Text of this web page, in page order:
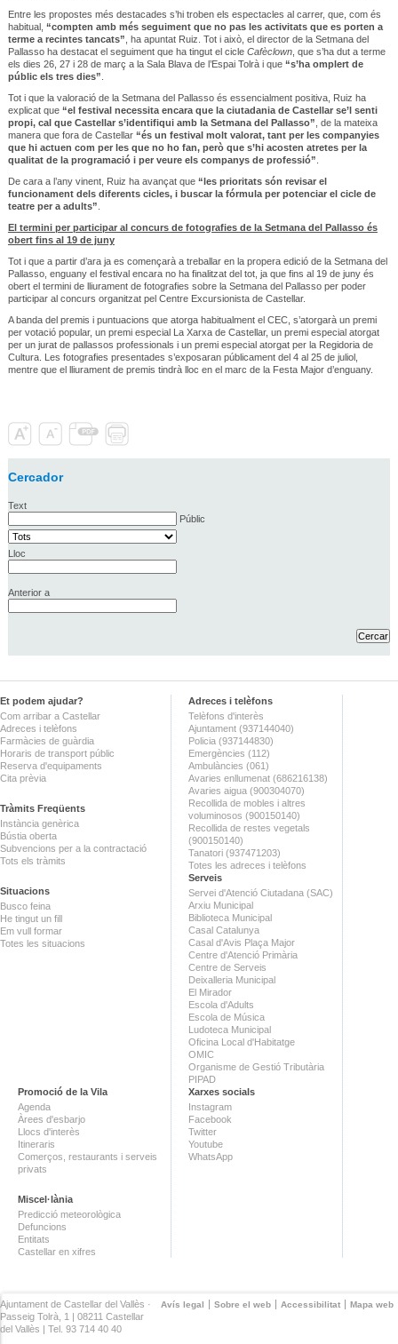
Entre les propostes més destacades s’hi troben els espectacles al carrer, que, com és
habitual, “compten amb més seguiment que no pas les activitats que es porten a
terme a recintes tancats” , ha apuntat Ruiz. Tot i això, el director de la Setmana del
Pallasso ha destacat el seguiment que ha tingut el cicle Cafèclown, que s’ha dut a terme
els dies 26, 27 i 28 de març a la Sala Blava de l’Espai Tolrà i que “s’ha omplert de
públic els tres dies”
Tot i que la valoració de la Setmana del Pallasso és essencialment positiva, Ruiz ha
explicat que “el festival necessita encara que la ciutadania de Castellar se’l senti
propi, cal que Castellar s’identifiqui amb la Setmana del Pallasso” , de la mateixa
manera que fora de Castellar “és un festival molt valorat, tant per les companyies
que hi actuen com per les que no ho fan, però que s’hi acosten atretes per la
qualitat de la programació i per veure els companys de professió”
De cara a l’any vinent, Ruiz ha avançat que “les prioritats són revisar el
funcionament dels diferents cicles, i buscar la fórmula per potenciar el cicle de
teatre per a adults”
El termini per participar al concurs de fotografies de la Setmana del Pallasso és
obert fins al 19 de juny
Tot i que a partir d’ara ja es començarà a treballar en la propera edició de la Setmana del
Pallasso, enguany el festival encara no ha finalitzat del tot, ja que fins al 19 de juny és
obert el termini de lliurament de fotografies sobre la Setmana del Pallasso per poder
participar al concurs organitzat pel Centre Excursionista de Castellar.
A banda del premis i puntuacions que atorga habitualment el CEC, s’atorgarà un premi
per votació popular, un premi especial La Xarxa de Castellar, un premi especial atorgat
per un jurat de pallassos professionals i un premi especial atorgat per la Regidoria de
Cultura. Les fotografies presentades s’exposaran públicament del 4 al 25 de juliol,
mentre que el lliurament de premis tindrà lloc en el marc de la Festa Major d’enguany.
Cercador
Text
Públic
Lloc
Anterior a
Et podem ajudar?
Com arribar a Castellar
Adreces i telèfons
Farmàcies de guàrdia
Horaris de transport públic
Reserva d'equipaments
Cita prèvia
Tràmits Freqüents
Instància genèrica
Bústia oberta
Subvencions per a la contractació
Tots els tràmits
Situacions
Busco feina
He tingut un fill
Em vull formar
Totes les situacions
Adreces i telèfons
Telèfons d'interès
Ajuntament (937144040)
Policia (937144830)
Emergències (112)
Ambulàncies (061)
Avaries enllumenat (686216138)
Avaries aigua (900304070)
Recollida de mobles i altres
voluminosos (900150140)
Recollida de restes vegetals
(900150140)
Tanatori (937471203)
Totes les adreces i telèfons
Serveis
Servei d'Atenció Ciutadana (SAC)
Arxiu Municipal
Biblioteca Municipal
Casal Catalunya
Casal d'Avis Plaça Major
Centre d'Atenció Primària
Centre de Serveis
Deixalleria Municipal
El Mirador
Escola d'Adults
Escola de Música
Ludoteca Municipal
Oficina Local d'Habitatge
OMIC
Organisme de Gestió Tributària
PIPAD
Promoció de la Vila
Agenda
Àrees d'esbarjo
Llocs d'interès
Itineraris
Comerços, restaurants i serveis
privats
Miscel·lània
Predicció meteorològica
Defuncions
Entitats
Castellar en xifres
Xarxes socials
Instagram
Facebook
Twitter
Youtube
WhatsApp
Avís legal Sobre el web Accessibilitat Mapa web
Ajuntament de Castellar del Vallès ·
Passeig Tolrà, 1 | 08211 Castellar
del Vallès | Tel. 93 714 40 40